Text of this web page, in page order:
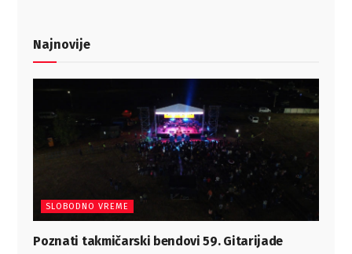
Najnovije
SLOBODNO VREME
Poznati takmičarski bendovi 59. Gitarijade